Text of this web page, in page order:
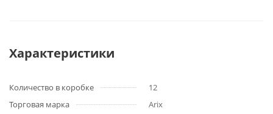
Характеристики
Количество в коробке
12
Торговая марка
Arix